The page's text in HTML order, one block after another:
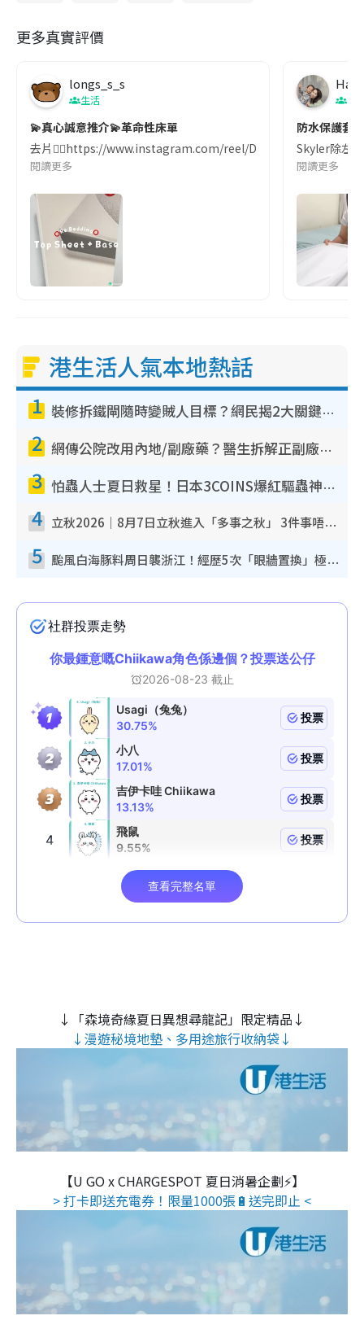
更多真實評價
longs_s_s
生活
💫真心誠意推介💫革命性床單
去片👉🏻https://www.instagram.com/reel/DB6w9isiFcz/
閱讀更多
防水保護套
Skyler除左
閱讀更多
港生活人氣本地熱話
1 裝修拆鐵閘隨時變賊人目標？網民揭2大關鍵用途：裝新式等於白裝？附新舊鐵閘分別
2 網傳公院改用內地/副廠藥？醫生拆解正副廠分別 揭4類人換藥隨時出事
3 怕蟲人士夏日救星！日本3COINS爆紅驅蟲神器$45起 1招「全程免觸碰」輕鬆搞定小強
4 立秋2026｜8月7日立秋進入「多事之秋」 3件事唔做得！專家教6招開運 清枱頭／銀包納氣接好運
5 颱風白海豚料周日襲浙江！經歷5次「眼牆置換」極罕見 成登陸內地最長途颱風
↓「森境奇緣夏日異想尋龍記」限定精品↓
↓漫遊秘境地墊、多用途旅行收納袋↓
【U GO x CHARGESPOT 夏日消暑企劃⚡】
> 打卡即送充電券！限量1000張🔋送完即止 <